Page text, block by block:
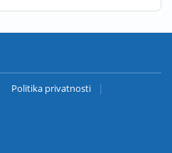
Politika privatnosti